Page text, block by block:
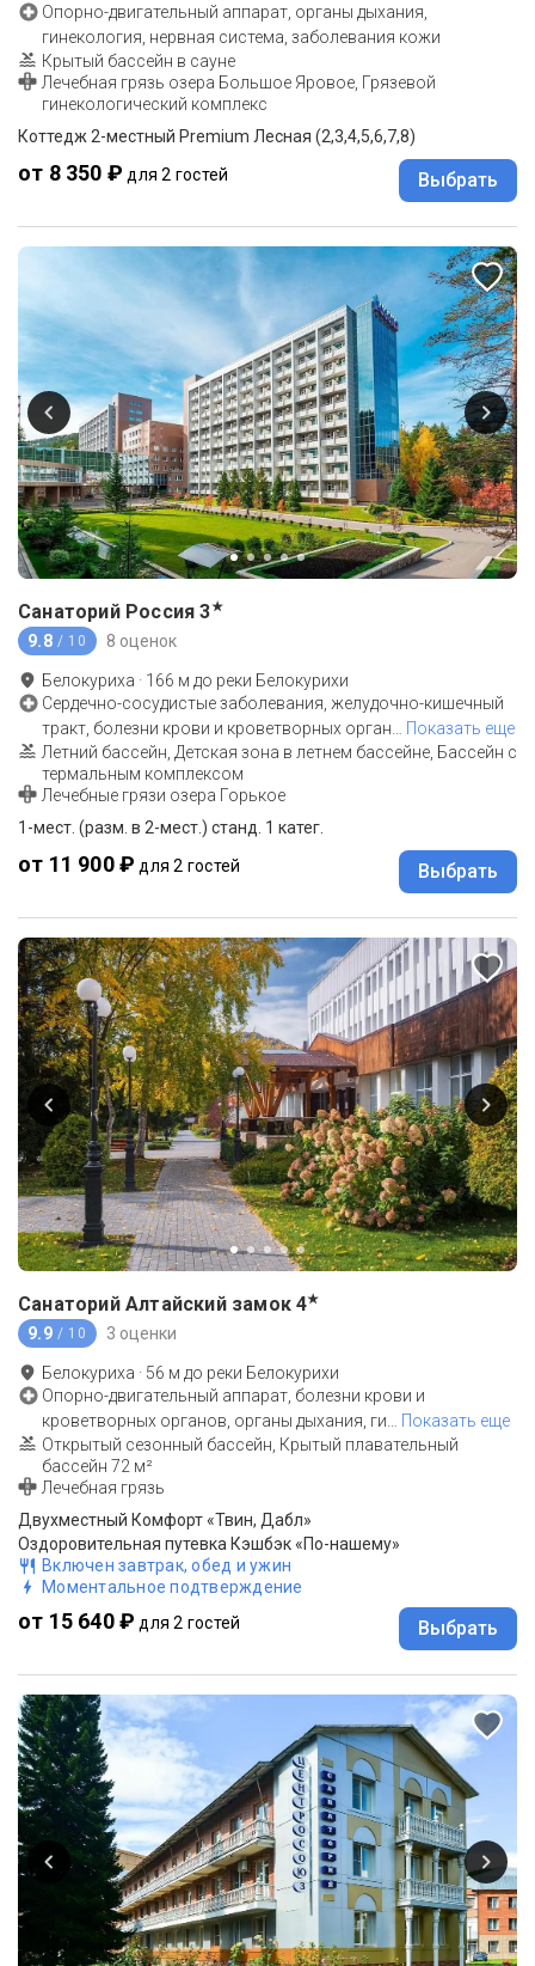
Опорно-двигательный аппарат, органы дыхания,
гинекология, нервная система, заболевания кожи
Крытый бассейн в сауне
Лечебная грязь озера Большое Яровое, Грязевой
гинекологический комплекс
Коттедж 2-местный Premium Лесная (2,3,4,5,6,7,8)
от 8 350 ₽ для 2 гостей Выбрать
Санаторий Россия 3★
9.8 / 10 8 оценок
Белокуриха · 166 м до реки Белокурихи
Сердечно-сосудистые заболевания, желудочно-кишечный
тракт, болезни крови и кроветворных орган… Показать еще
Летний бассейн, Детская зона в летнем бассейне, Бассейн с
термальным комплексом
Лечебные грязи озера Горькое
1-мест. (разм. в 2-мест.) станд. 1 катег.
от 11 900 ₽ для 2 гостей Выбрать
Санаторий Алтайский замок 4★
9.9 / 10 3 оценки
Белокуриха · 56 м до реки Белокурихи
Опорно-двигательный аппарат, болезни крови и
кроветворных органов, органы дыхания, ги… Показать еще
Открытый сезонный бассейн, Крытый плавательный
бассейн 72 м²
Лечебная грязь
Двухместный Комфорт «Твин, Дабл»
Оздоровительная путевка Кэшбэк «По-нашему»
Включен завтрак, обед и ужин
Моментальное подтверждение
от 15 640 ₽ для 2 гостей Выбрать